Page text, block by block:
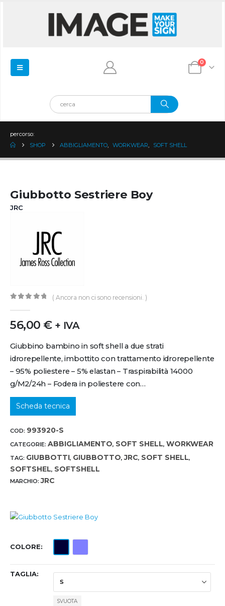
0
percorso:
SHOP
ABBIGLIAMENTO WORKWEAR SOFT SHELL
Giubbotto Sestriere Boy
JRC
( Ancora non ci sono recensioni. )
56,00 € + IVA
Giubbino bambino in soft shell a due strati
idrorepellente, imbottito con trattamento idrorepellente
– 95% poliestere – 5% elastan – Traspirabilità 14000
g/M2/24h – Fodera in poliestere con…
Scheda tecnica
COD: 993920-S
CATEGORIE: ABBIGLIAMENTO, SOFT SHELL, WORKWEAR
TAG: GIUBBOTTI, GIUBBOTTO,JRC, SOFT SHELL,
SOFTSHEL, SOFTSHELL
MARCHIO:JRC
COLORE
TAGLIA
SVUOTA